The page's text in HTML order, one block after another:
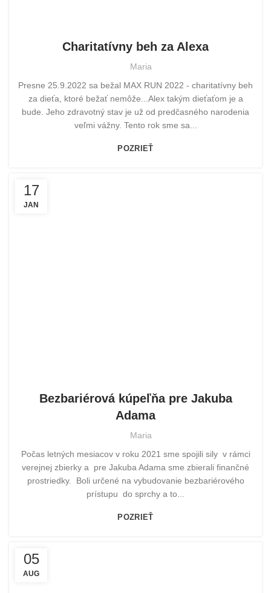
Charitatívny beh za Alexa
Maria
Presne 25.9.2022 sa bežal MAX RUN 2022 - charitatívny beh
za dieťa, ktoré bežať nemôže...Alex takým dieťaťom je a
bude. Jeho zdravotný stav je už od predčasného narodenia
veľmi vážny. Tento rok sme sa...
POZRIEŤ
17
JAN
Bezbariérová kúpeľňa pre Jakuba
Adama
Maria
Počas letných mesiacov v roku 2021 sme spojili sily v rámci
verejnej zbierky a pre Jakuba Adama sme zbierali finančné
prostriedky. Boli určené na vybudovanie bezbariérového
prístupu do sprchy a to...
POZRIEŤ
05
AUG